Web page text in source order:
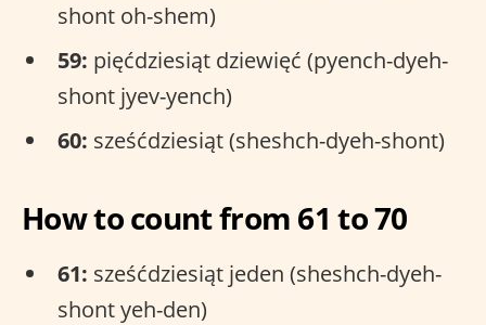
shont oh-shem)
59: pięćdziesiąt dziewięć (pyench-dyeh-
shont jyev-yench)
60: sześćdziesiąt (sheshch-dyeh-shont)
How to count from 61 to 70
61: sześćdziesiąt jeden (sheshch-dyeh-
shont yeh-den)